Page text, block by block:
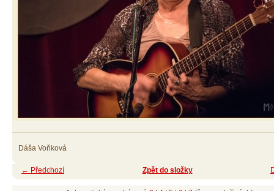
Dáša Voňková
← Předchozí Zpět do složky